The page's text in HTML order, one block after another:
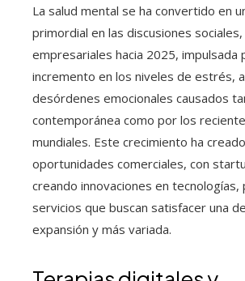
La salud mental se ha convertido en
primordial en las discusiones
empresariales hacia 2025, impulsada
incremento en los niveles de estrés,
desórdenes emocionales causados
contemporánea como por los
mundiales. Este crecimiento ha
oportunidades comerciales, con
creando innovaciones en
servicios que buscan satisfacer una
expansión y más variada.